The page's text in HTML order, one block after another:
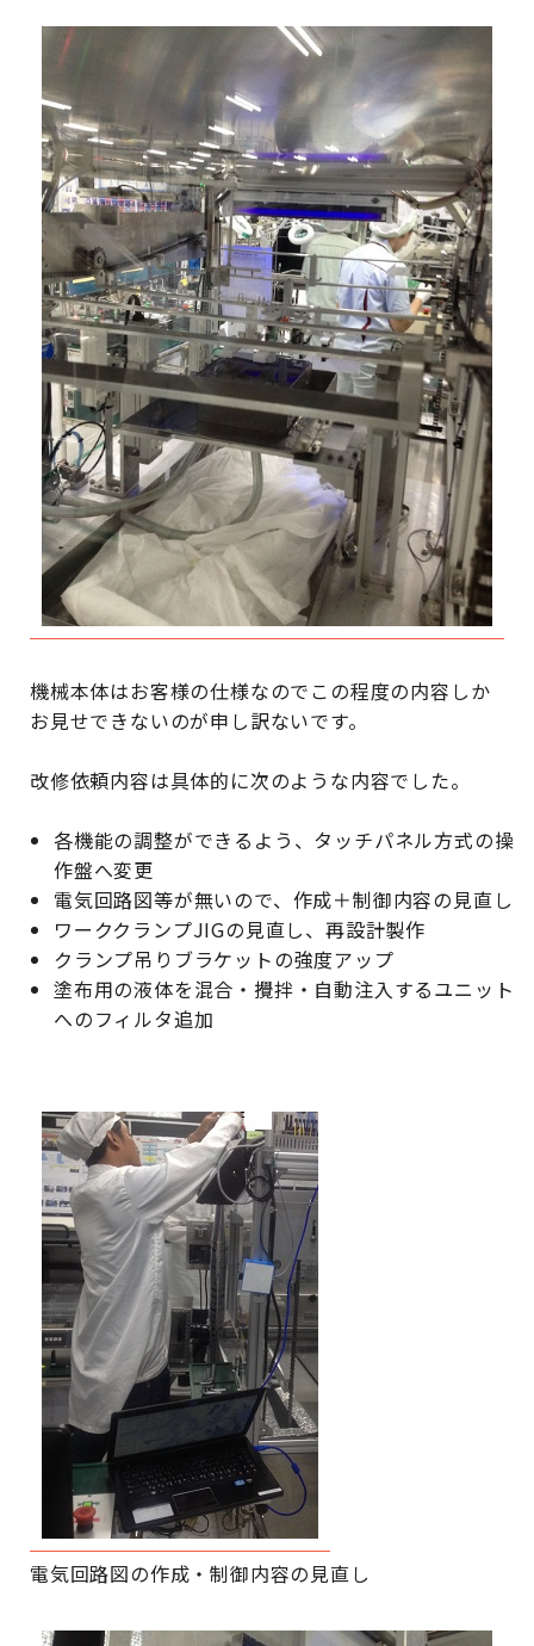
機械本体はお客様の仕様なのでこの程度の内容しか
お見せできないのが申し訳ないです。
改修依頼内容は具体的に次のような内容でした。
各機能の調整ができるよう、タッチパネル方式の操
作盤へ変更
電気回路図等が無いので、作成＋制御内容の見直し
ワーククランプJIGの見直し、再設計製作
クランプ吊りブラケットの強度アップ
塗布用の液体を混合・攪拌・自動注入するユニット
へのフィルタ追加
電気回路図の作成・制御内容の見直し